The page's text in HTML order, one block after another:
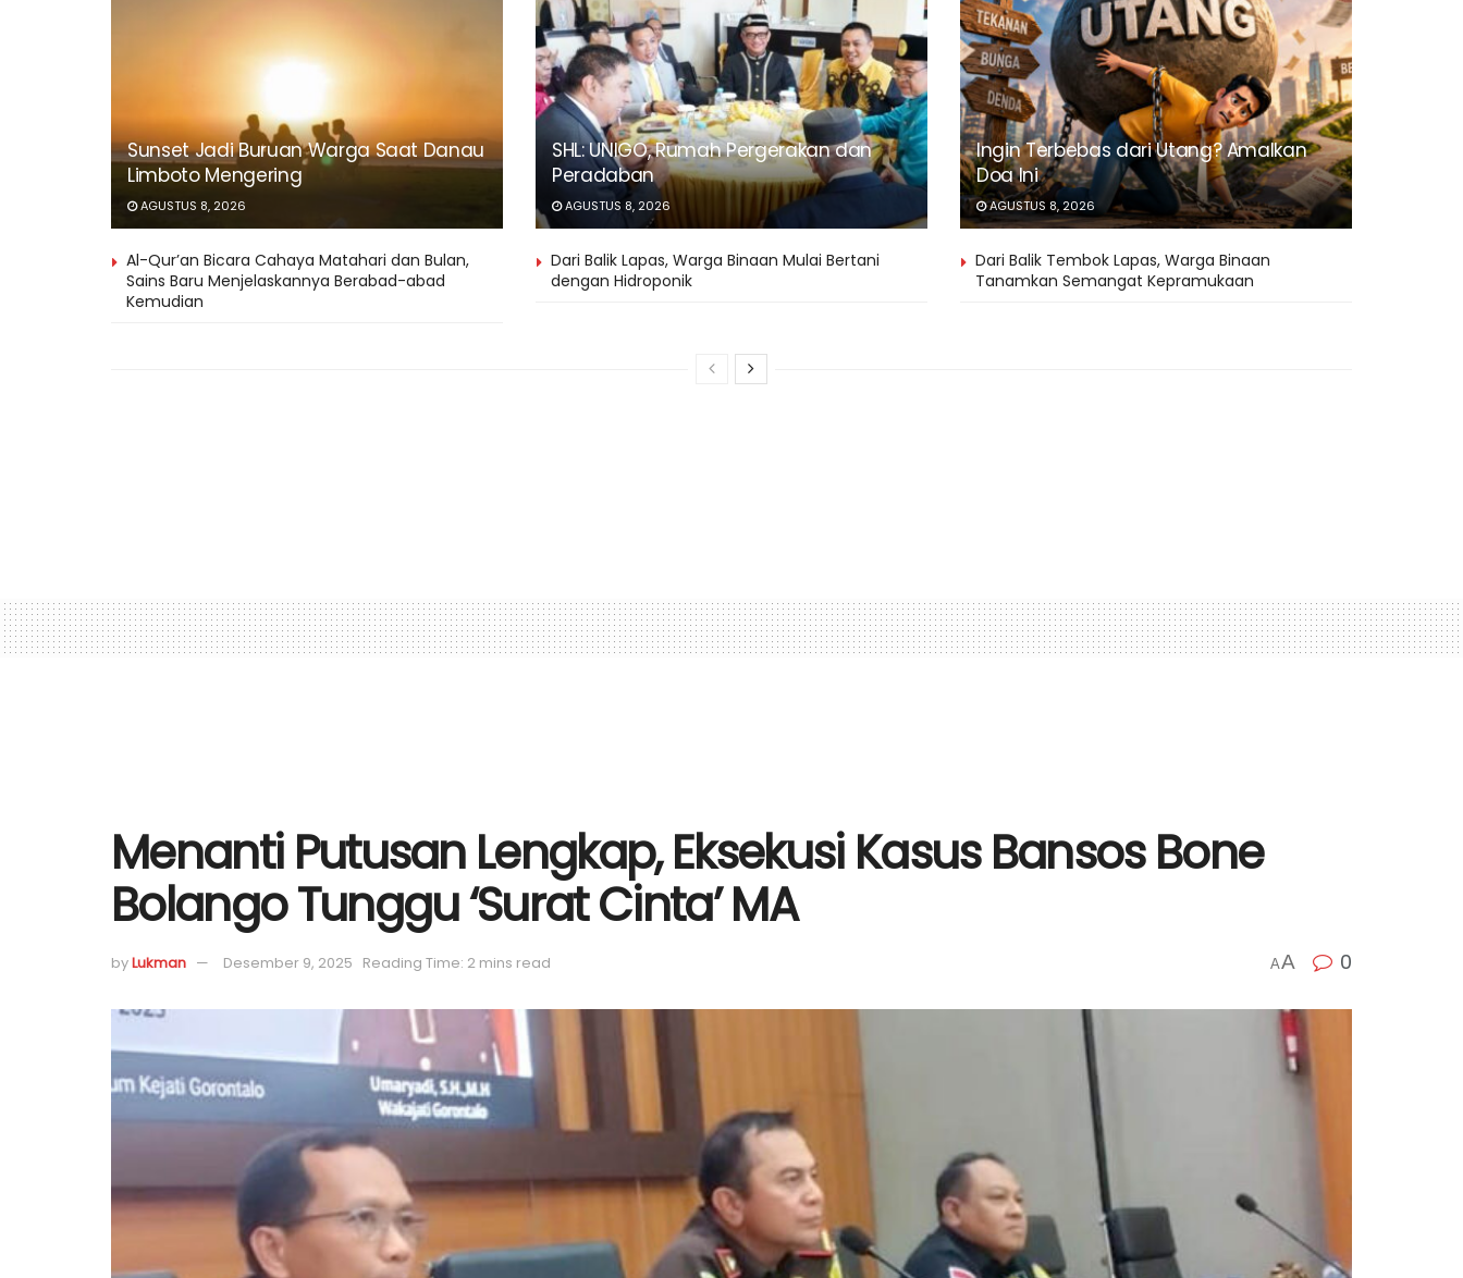
Sunset Jadi Buruan Warga Saat Danau
Limboto Mengering
AGUSTUS 8, 2026
SHL: UNIGO, Rumah Pergerakan dan
Peradaban
AGUSTUS 8, 2026
Ingin Terbebas dari Utang? Amalkan
Doa Ini
AGUSTUS 8, 2026
Al-Qur’an Bicara Cahaya Matahari dan Bulan,
Sains Baru Menjelaskannya Berabad-abad
Kemudian
Dari Balik Lapas, Warga Binaan Mulai Bertani
dengan Hidroponik
Dari Balik Tembok Lapas, Warga Binaan
Tanamkan Semangat Kepramukaan
Menanti Putusan Lengkap, Eksekusi Kasus Bansos Bone
Bolango Tunggu ‘Surat Cinta’ MA
byLukman Desember 9, 2025 Reading Time: 2 mins read AA 0